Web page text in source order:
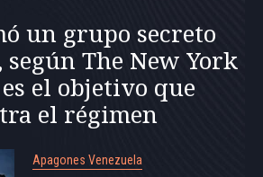
un grupo secreto
según The New York
el objetivo que
el régimen
Apagones Venezuela